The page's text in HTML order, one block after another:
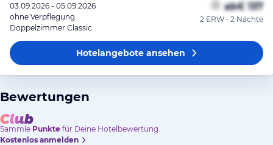
03.09.2026 - 05.09.2026
ohne Verpflegung
Doppelzimmer Classic
ab€ 137
2 ERW • 2 Nächte
Hotelangeboteansehen
Bewertungen
Sammle Punkte für Deine Hotelbewertung.
Kostenlos anmelden